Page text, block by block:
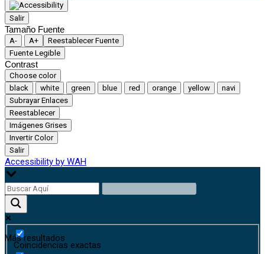
Salir
Tamaño Fuente
A- A+
Reestablecer Fuente
Fuente Legible
Contrast
Choose color
black
white green blue red orange yellow
navi
Subrayar Enlaces
Reestablecer
Imágenes Grises
Invertir Color
Salir
Accessibility by WAH
Más resultados
Coincidencias exactas